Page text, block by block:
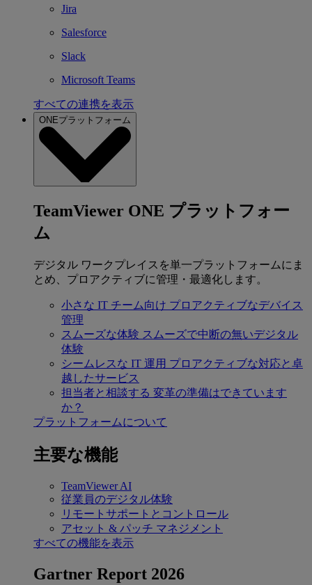
Jira
Salesforce
Slack
Microsoft Teams
すべての連携を表示
ONEプラットフォーム
TeamViewer ONE プラットフォー
ム
デジタル ワークプレイスを単一プラットフォームにま
とめ、プロアクティブに管理・最適化します。
小さな IT チーム向け プロアクティブなデバイス
管理
スムーズな体験 スムーズで中断の無いデジタル
体験
シームレスな IT 運用 プロアクティブな対応と卓
越したサービス
担当者と相談する 変革の準備はできています
か？
プラットフォームについて
主要な機能
TeamViewer AI
従業員のデジタル体験
リモートサポートとコントロール
アセット & パッチ マネジメント
すべての機能を表示
Gartner Report 2026